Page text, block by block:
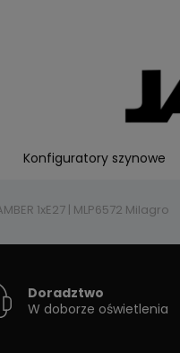
Konfiguratory szynowe
1xE27 | MLP6572 Milagro
Doradztwo
W doborze oświetlenia